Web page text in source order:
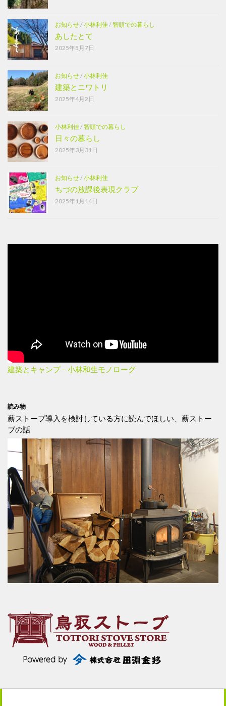
お知らせ/小林利佳/智頭での暮らし
あしたとて
2025年5月7日
お知らせ/小林利佳
建築とニワトリ
2025年4月2日
小林利佳/智頭での暮らし
日々の暮らし
2025年3月31日
お知らせ/小林利佳
ちづの放課後表現クラブ
2025年1月14日
建築とキャンプ – 小林和生モノローグ
読み物
薪ストーブ導入を検討している方に読んでほしい、薪ストー
ブの話